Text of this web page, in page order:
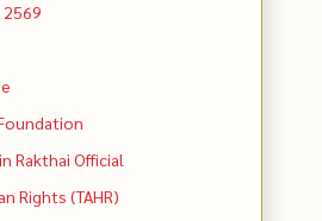
Rakthai Official
Rights (TAHR)